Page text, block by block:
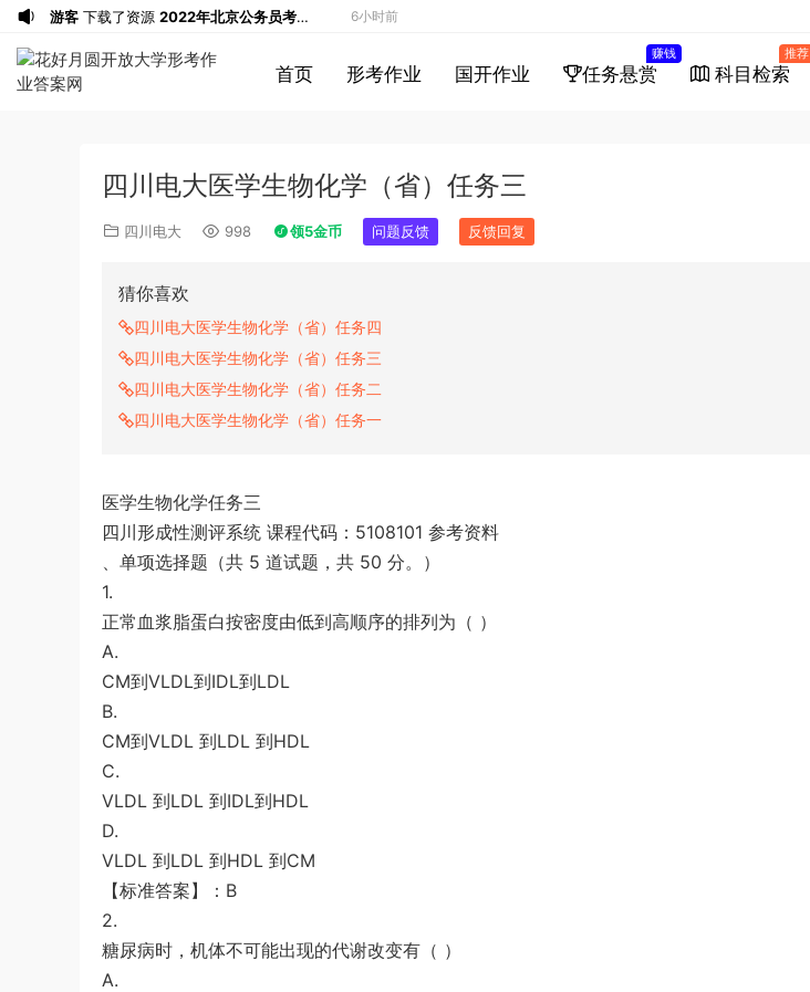
首页 形考作业 国开作业 任务悬赏
赚钱
科目检索
推荐
四川电大医学生物化学（省）任务三
四川电大 998 领5金币 问题反馈 反馈回复
猜你喜欢
四川电大医学生物化学（省）任务四
四川电大医学生物化学（省）任务三
四川电大医学生物化学（省）任务二
四川电大医学生物化学（省）任务一
医学生物化学任务三
四川形成性测评系统 课程代码：5108101 参考资料
、单项选择题（共 5 道试题，共 50 分。）
1.
正常血浆脂蛋白按密度由低到高顺序的排列为（ ）
A.
CM到VLDL到IDL到LDL
B.
CM到VLDL 到LDL 到HDL
C.
VLDL 到LDL 到IDL到HDL
D.
VLDL 到LDL 到HDL 到CM
【标准答案】：B
2.
糖尿病时，机体不可能出现的代谢改变有（ ）
A.
游客 下载了资源 2022年北京公务员考试
行测试题答案解析
6小时前
u*******签到打卡，获得1元奖励
u******* 7小时前
试《申论》及参考答案（公检法B）
下载了资源2007年黑龙江公务员考
8小时前
8小时前
9小时前
登录了本站
下载了资源2009年0426西藏公务
员考试《行测》真题答案及解析
11小时前
签到打卡，获得1元奖励 57分钟前
签到打卡，获得1元奖励 1小时前
测》真题（河南县级以上）答案及解析
下载了资源2020年0726浙江公务
员考试《行测》真题（B卷）参考答案及